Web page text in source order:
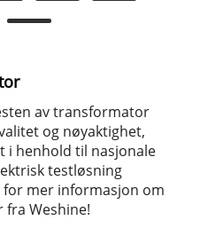
av transformator
og nøyaktighet,
i henhold til nasjonale
testløsning
for mer informasjon om
Weshine!